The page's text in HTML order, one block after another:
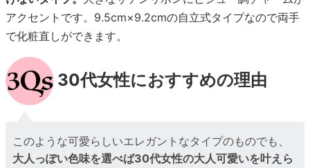
アクセントです。9.5cm×9.2cmの自立式タイプなので両手
で化粧直しができます。
30代女性におすすめの理由
このような可愛らしいエレガントなタイプのものでも、
大人っぽい色味を選べば30代女性の大人可愛いを叶えら